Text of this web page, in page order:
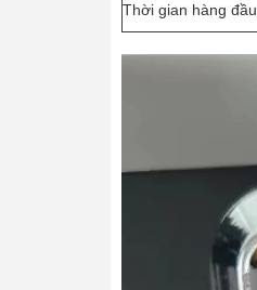
Thời gian hàng đầu